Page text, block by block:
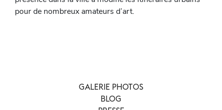
pour de nombreux amateurs d’art.
GALERIE PHOTOS
BLOG